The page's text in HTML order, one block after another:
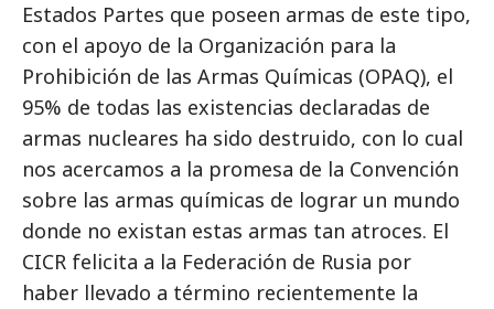
Estados Partes que poseen armas de este tipo,
con el apoyo de la Organización para la
Prohibición de las Armas Químicas (OPAQ), el
95% de todas las existencias declaradas de
armas nucleares ha sido destruido, con lo cual
nos acercamos a la promesa de la Convención
sobre las armas químicas de lograr un mundo
donde no existan estas armas tan atroces. El
CICR felicita a la Federación de Rusia por
haber llevado a término recientemente la